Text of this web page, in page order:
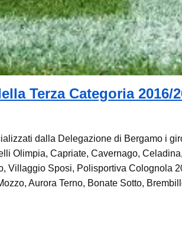
Terza Categoria 2016/
dalla Delegazione di Bergamo i
Olimpia, Capriate, Cavernago,
Villaggio Sposi, Polisportiva Colognola
Aurora Terno, Bonate Sotto,